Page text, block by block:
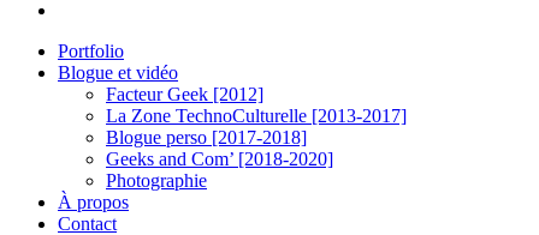
Portfolio
Blogue et vidéo
Facteur Geek [2012]
La Zone TechnoCulturelle [2013-2017]
Blogue perso [2017-2018]
Geeks and Com’ [2018-2020]
Photographie
À propos
Contact